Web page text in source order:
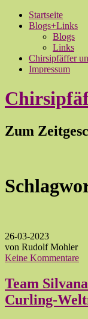
Startseite
Blogs+Links
Blogs
Links
Chirsipfäffer
Impressum
Zum
26-03-2023
von Rudolf Mohler
Keine Kommentare
Team
Curling-